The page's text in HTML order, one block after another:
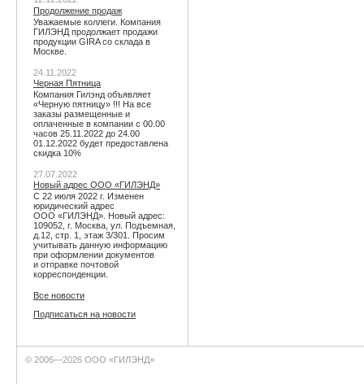
Продолжение продаж
Уважаемые коллеги. Компания
ГИЛЭНД продолжает продажи
продукции GIRA со склада в
Москве.
24.11.2022
Черная Пятница
Компания Гилэнд объявляет
«Черную пятницу» !!! На все
заказы размещенные и
оплаченные в компании с 00.00
часов 25.11.2022 до 24.00
01.12.2022 будет предоставлена
скидка 10%
27.07.2022
Новый адрес ООО «ГИЛЭНД»
С 22 июля 2022 г. Изменен
юридический адрес
ООО «ГИЛЭНД». Новый адрес:
109052, г. Москва, ул. Подъемная,
д.12, стр. 1, этаж 3/301. Просим
учитывать данную информацию
при оформлении документов
и отправке почтовой
корреспонденции.
Все новости
Подписаться на новости
© 2006—2026 ООО «ГИЛЭНД»